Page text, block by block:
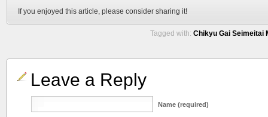
If you enjoyed this article, please consider sharing it!
Tagged with: Chikyu Gai Seimeitai
Leave a Reply
Name (required)